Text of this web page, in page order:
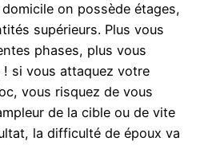
on possède étages,
supérieurs. Plus vous
phases, plus vous
si vous attaquez votre
vous risquez de vous
de la cible ou de vite
la difficulté de époux va